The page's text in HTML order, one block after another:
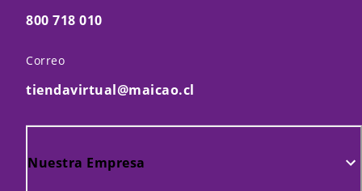
800 718 010
Correo
tiendavirtual@maicao.cl
Nuestra Empresa